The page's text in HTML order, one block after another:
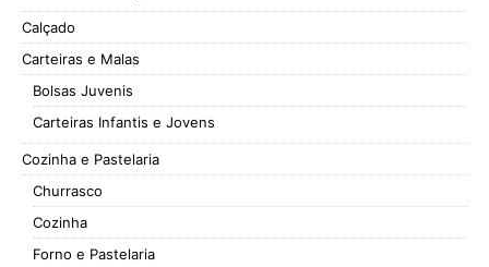
Calçado
Carteiras e Malas
Bolsas Juvenis
Carteiras Infantis e Jovens
Cozinha e Pastelaria
Churrasco
Cozinha
Forno e Pastelaria